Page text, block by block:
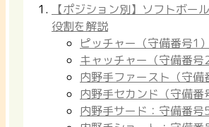
【ポジション別】ソフトボー
役割を解説
ピッチャー（守備番号1）
キャッチャー（守備番号2
内野手ファースト（守備
内野手セカンド（守備番
内野手サード：守備番号